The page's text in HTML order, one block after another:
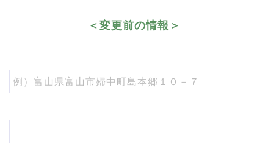
＜変更前の情報＞